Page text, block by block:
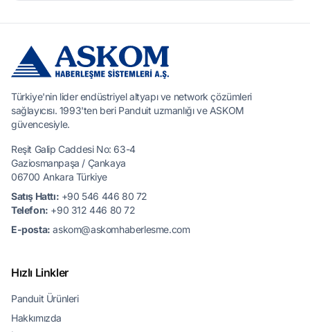
Türkiye'nin lider endüstriyel altyapı ve network çözümleri
sağlayıcısı. 1993'ten beri Panduit uzmanlığı ve ASKOM
güvencesiyle.
Reşit Galip Caddesi No: 63-4
Gaziosmanpaşa / Çankaya
06700 Ankara Türkiye
Satış Hattı: +90 546 446 80 72
Telefon: +90 312 446 80 72
E-posta: askom@askomhaberlesme.com
Hızlı Linkler
Panduit Ürünleri
Hakkımızda